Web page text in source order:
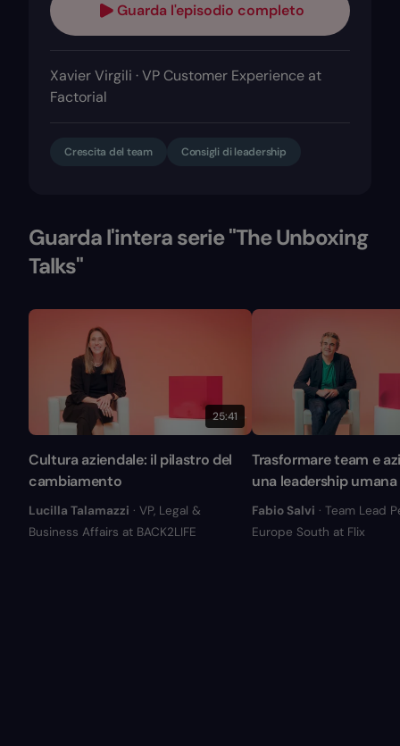
Guarda l'episodio completo
Xavier Virgili · VP Customer Experience at
Factorial
Crescita del team Consigli di leadership
Guarda l'intera serie "The Unboxing
Talks"
25:41
Cultura aziendale: il pilastro del
cambiamento
Lucilla Talamazzi · VP, Legal &
Business Affairs at BACK2LIFE
Trasformare team e
una leadership umana
Fabio Salvi · Team Lead
Europe South at Flix